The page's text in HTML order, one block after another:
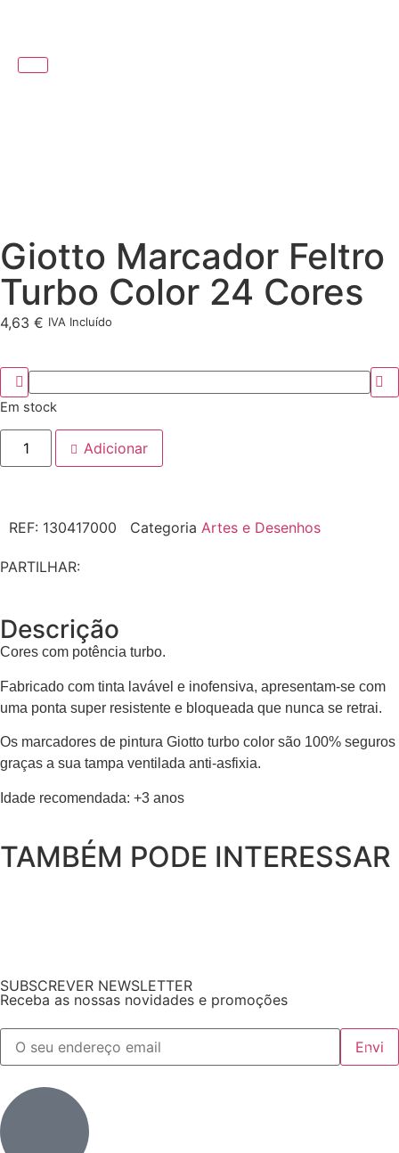
Giotto Marcador Feltro
Turbo Color 24 Cores
4,63 € IVA Incluído
Em stock
Adicionar
REF: 130417000 Categoria Artes e Desenhos
PARTILHAR:
Descrição
Cores com potência turbo.
Fabricado com tinta lavável e inofensiva, apresentam-se com
uma ponta super resistente e bloqueada que nunca se retrai.
Os marcadores de pintura Giotto turbo color são 100% seguros
graças a sua tampa ventilada anti-asfixia.
Idade recomendada: +3 anos
TAMBÉM PODE INTERESSAR
SUBSCREVER NEWSLETTER
Receba as nossas novidades e promoções